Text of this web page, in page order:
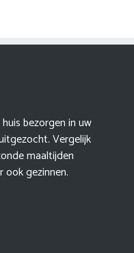
bezorgen in uw
Vergelijk
maaltijden
gezinnen.